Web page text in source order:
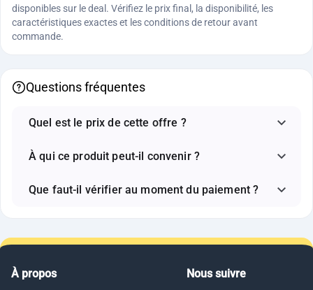
disponibles sur le deal. Vérifiez le prix final, la disponibilité, les
caractéristiques exactes et les conditions de retour avant
commande.
Questions fréquentes
Quel est le prix de cette offre ?
À qui ce produit peut-il convenir ?
Que faut-il vérifier au moment du paiement ?
À propos
Nous suivre